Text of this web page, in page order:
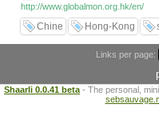
http://www.globalmon.org.hk/en/
Chine Hong-Kong
Links per page:
Shaarli 0.0.41 beta - The personal,